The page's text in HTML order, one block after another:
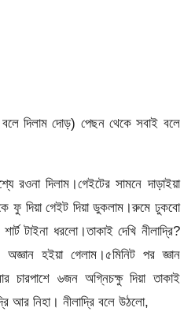
দিলাম দোড়) পেছন থেকে সবাই বলে
রওনা দিলাম।গেইটের সামনে দাড়াইয়া
ফু দিয়া গেইট দিয়া ডুকলাম।রুমে ঢুকবো
টাইনা ধরলো।তাকাই দেখি নীলাদ্রি?
হইয়া গেলাম।৫মিনিট পর জ্ঞান
৬জন অগ্নিচক্ষু দিয়া তাকাই
আর নিহা। নীলাদ্রি বলে উঠলো,